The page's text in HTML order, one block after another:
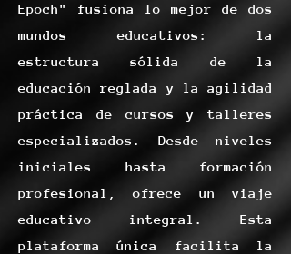
Epoch" fusiona lo mejor de dos
mundos educativos: la
estructura sólida de la
educación reglada y la agilidad
práctica de cursos y talleres
especializados. Desde niveles
iniciales hasta formación
profesional, ofrece un viaje
educativo integral. Esta
plataforma única facilita la